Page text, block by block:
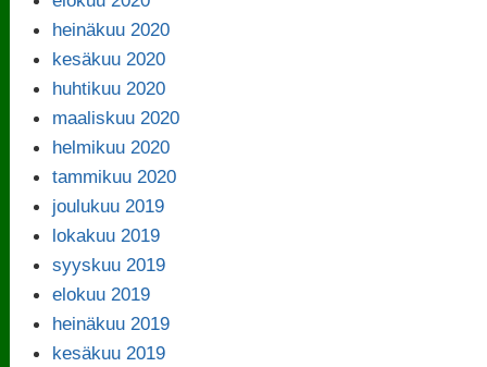
heinäkuu 2020
kesäkuu 2020
huhtikuu 2020
maaliskuu 2020
helmikuu 2020
tammikuu 2020
joulukuu 2019
lokakuu 2019
syyskuu 2019
elokuu 2019
heinäkuu 2019
kesäkuu 2019